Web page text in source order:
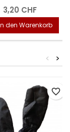
3,20 CHF
den Warenkorb
>
<
favorite_border